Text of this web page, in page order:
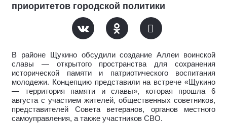
приоритетов городской политики
В районе Щукино обсудили создание Аллеи воинской
славы — открытого пространства для сохранения
исторической памяти и патриотического воспитания
молодежи. Концепцию представили на встрече «Щукино
— территория памяти и славы», которая прошла 6
августа с участием жителей, общественных советников,
представителей Совета ветеранов, органов местного
самоуправления, а также участников СВО.